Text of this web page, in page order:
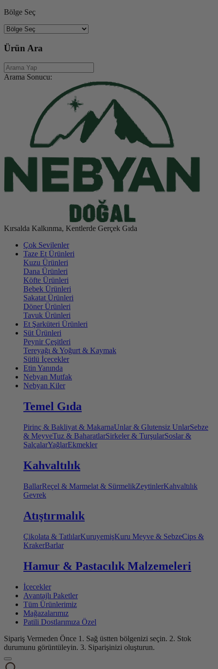
Bölge Seç
Ürün Ara
Arama Sonucu:
Kırsalda Kalkınma, Kentlerde Gerçek Gıda
Çok Sevilenler
Taze Et Ürünleri
Kuzu Ürünleri
Dana Ürünleri
Köfte Ürünleri
Bebek Ürünleri
Sakatat Ürünleri
Döner Ürünleri
Tavuk Ürünleri
Et Şarküteri Ürünleri
Süt Ürünleri
Peynir Çeşitleri
Tereyağı & Yoğurt & Kaymak
Sütlü İçecekler
Etin Yanında
Nebyan Mutfak
Nebyan Kiler
Temel Gıda
Pirinç & Bakliyat & MakarnaUnlar & Glutensiz UnlarSebze
& MeyveTuz & BaharatlarSirkeler & TurşularSoslar &
SalçalarYağlarEkmekler
Kahvaltılık
BallarReçel & Marmelat & SürmelikZeytinlerKahvaltılık
Gevrek
Atıştırmalık
Çikolata & TatlılarKuruyemişKuru Meyve & SebzeCips &
KrakerBarlar
Hamur & Pastacılık Malzemeleri
İçecekler
Avantajlı Paketler
Tüm Ürünlerimiz
Mağazalarımız
Patili Dostlarımıza Özel
Sipariş Vermeden Önce 1. Sağ üstten bölgenizi seçin. 2. Stok
durumunu görüntüleyin. 3. Siparişinizi oluşturun.